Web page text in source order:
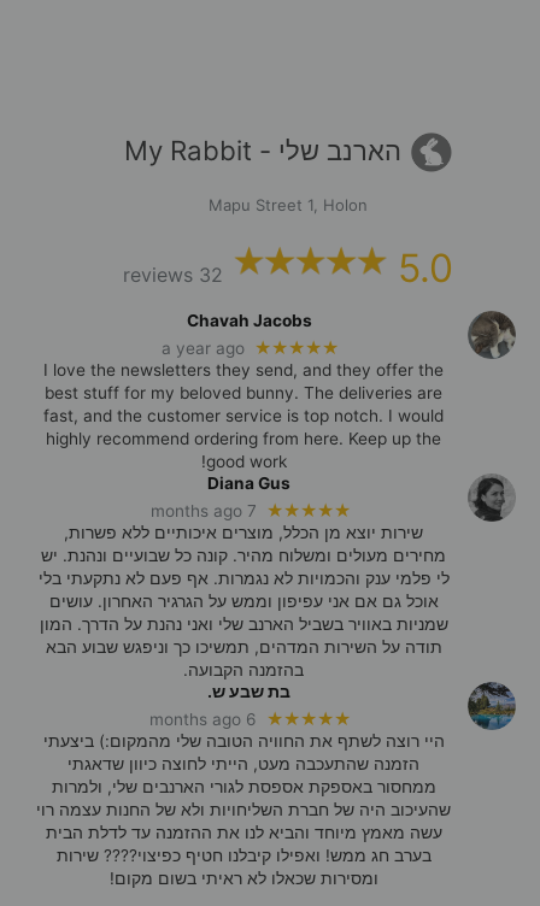
הארנב שלי - My Rabbit
Mapu Street 1, Holon
5.0
32 reviews
Chavah Jacobs
★★★★★
a year ago
I love the newsletters they send, and they offer the
best stuff for my beloved bunny. The deliveries are
fast, and the customer service is top notch. I would
highly recommend ordering from here. Keep up the
good work!
Diana Gus
★★★★★
7 months ago
שירות יוצא מן הכלל, מוצרים איכותיים ללא פשרות,
מחירים מעולים ומשלוח מהיר. קונה כל שבועיים ונהנת. יש
לי פלמי ענק והכמויות לא נגמרות. אף פעם לא נתקעתי בלי
אוכל גם אם אני עפיפון וממש על הגרגיר האחרון. עושים
שמניות באוויר בשביל הארנב שלי ואני נהנת על הדרך. המון
תודה על השירות המדהים, תמשיכו כך וניפגש שבוע הבא
בהזמנה הקבועה.
בת שבע ש.
★★★★★
6 months ago
היי רוצה לשתף את החוויה הטובה שלי מהמקום:) ביצעתי
הזמנה שהתעכבה מעט, הייתי לחוצה כיוון שדאגתי
ממחסור באספקת אספסת לגורי הארנבים שלי, ולמרות
שהעיכוב היה של חברת השליחויות ולא של החנות עצמה רוי
עשה מאמץ מיוחד והביא לנו את ההזמנה עד לדלת הבית
בערב חג ממש! ואפילו קיבלנו חטיף כפיצוי???? שירות
ומסירות שכאלו לא ראיתי בשום מקום!